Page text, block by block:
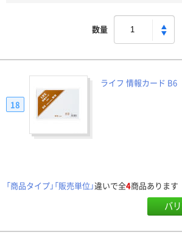
数量
ライフ 情報カード B6
18
「商品タイプ」「販売単位」違いで全4商品あります
バ